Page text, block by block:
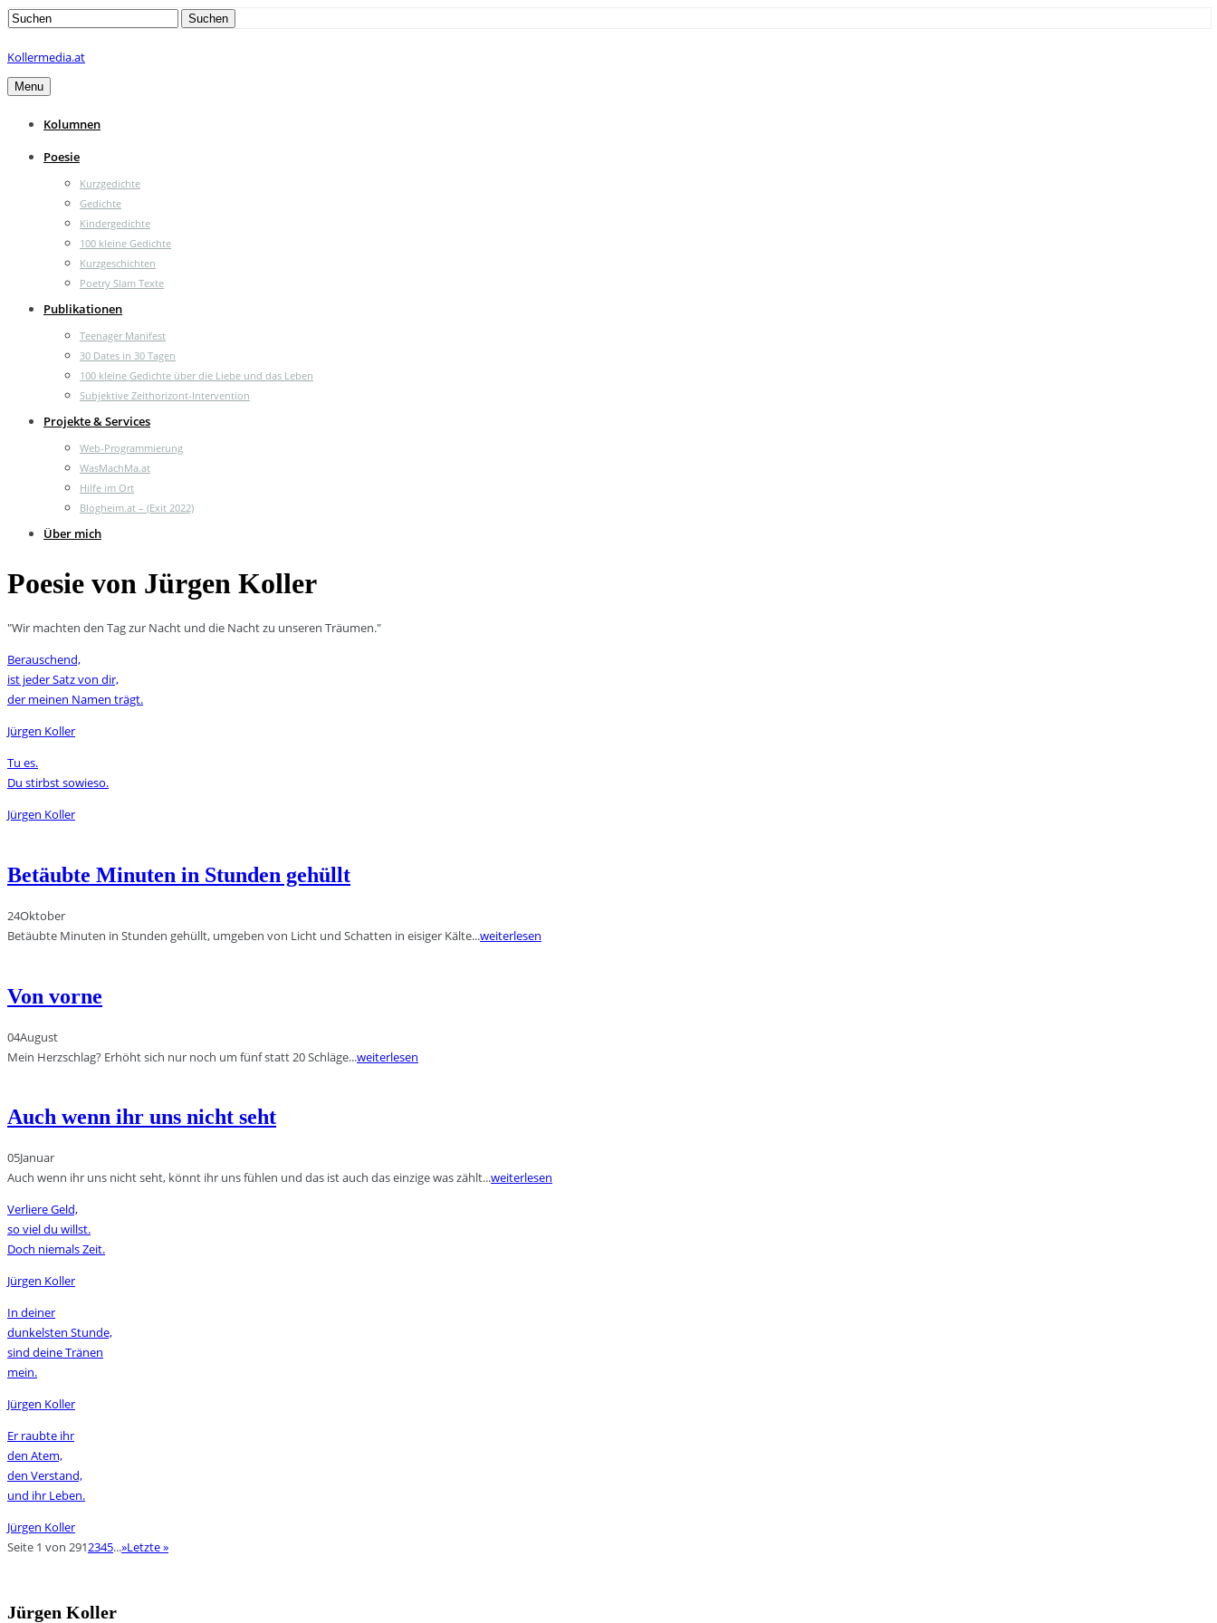
Search
Suchen
Kollermedia.at
Menu
Kolumnen
Poesie
Kurzgedichte
Gedichte
Kindergedichte
100 kleine Gedichte
Kurzgeschichten
Poetry Slam Texte
Publikationen
Teenager Manifest
30 Dates in 30 Tagen
100 kleine Gedichte über die Liebe und das Leben
Subjektive Zeithorizont-Intervention
Projekte & Services
Web-Programmierung
WasMachMa.at
Hilfe im Ort
Blogheim.at – (Exit 2022)
Über mich
Poesie von Jürgen Koller
"Wir machten den Tag zur Nacht und die Nacht zu unseren Träumen."
Berauschend,
ist jeder Satz von dir,
der meinen Namen trägt.
Jürgen Koller
Tu es.
Du stirbst sowieso.
Jürgen Koller
Betäubte Minuten in Stunden gehüllt
24Oktober
Betäubte Minuten in Stunden gehüllt, umgeben von Licht und Schatten in eisiger Kälte...weiterlesen
Von vorne
04August
Mein Herzschlag? Erhöht sich nur noch um fünf statt 20 Schläge...weiterlesen
Auch wenn ihr uns nicht seht
05Januar
Auch wenn ihr uns nicht seht, könnt ihr uns fühlen und das ist auch das einzige was zählt...weiterlesen
Verliere Geld,
so viel du willst.
Doch niemals Zeit.
Jürgen Koller
In deiner
dunkelsten Stunde,
sind deine Tränen
mein.
Jürgen Koller
Er raubte ihr
den Atem,
den Verstand,
und ihr Leben.
Jürgen Koller
Seite 1 von 2912345...»Letzte »
Jürgen Koller